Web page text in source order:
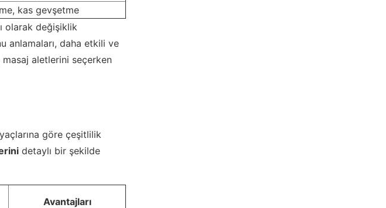
kas gevşetme
olarak değişiklik
anlamaları, daha etkili ve
aletlerini seçerken
göre çeşitlilik
detaylı bir şekilde
Avantajları